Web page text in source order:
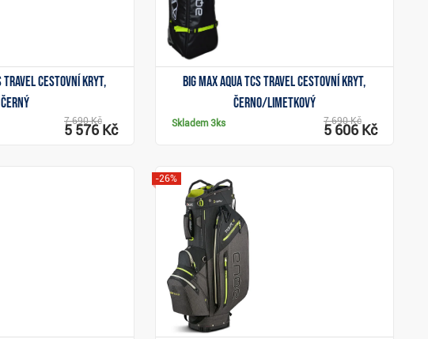
Travel cestovní kryt,
černý
7 690 Kč
5 576 Kč
Big Max Aqua TCS Travel cestovní kryt,
černo/limetkový
Skladem3ks 7 690 Kč
5 606 Kč
-26%